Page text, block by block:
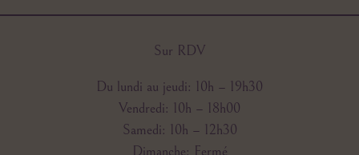
Sur RDV
Du lundi au jeudi: 10h – 19h30
Vendredi: 10h – 18h00
Samedi: 10h – 12h30
Dimanche: Fermé